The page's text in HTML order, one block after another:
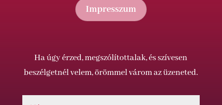
Impresszum
Ha úgy érzed, megszólítottalak, és szívesen
beszélgetnél velem, örömmel várom az üzeneted.